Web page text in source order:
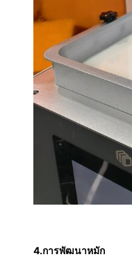
4.การพัฒนาหมัก